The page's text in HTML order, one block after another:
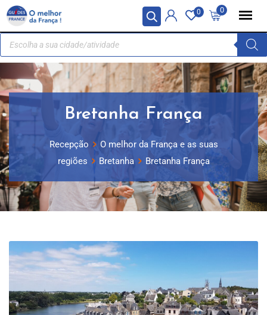
Painel de Gerenciamento de Cookies 0
0
Bretanha França
Recepção
O melhor da França e as suas
regiões
Bretanha Bretanha França